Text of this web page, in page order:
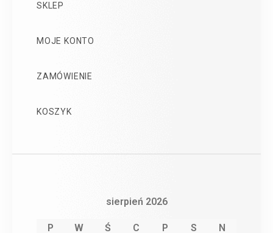
SKLEP
MOJE KONTO
ZAMÓWIENIE
KOSZYK
sierpień 2026
P W Ś C P S N